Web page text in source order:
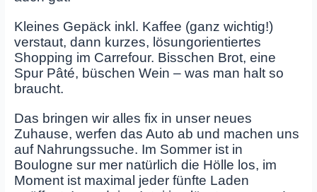
Kleines Gepäck inkl. Kaffee (ganz wichtig!)
verstaut, dann kurzes, lösungorientiertes
Shopping im Carrefour. Bisschen Brot, eine
Spur Pâté, büschen Wein – was man halt so
braucht.
Das bringen wir alles fix in unser neues
Zuhause, werfen das Auto ab und machen uns
auf Nahrungssuche. Im Sommer ist in
Boulogne sur mer natürlich die Hölle los, im
Moment ist maximal jeder fünfte Laden